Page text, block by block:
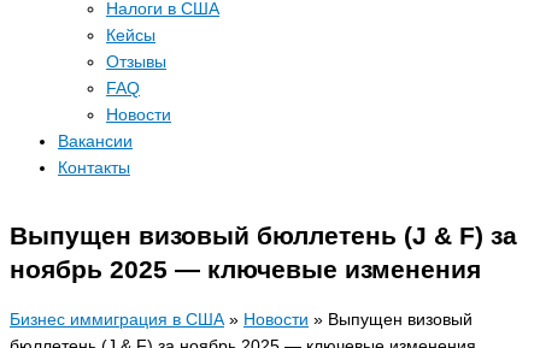
Налоги в США
Кейсы
Отзывы
FAQ
Новости
Вакансии
Контакты
Выпущен визовый бюллетень (J & F) за
ноябрь 2025 — ключевые изменения
Бизнес иммиграция в США » Новости » Выпущен визовый